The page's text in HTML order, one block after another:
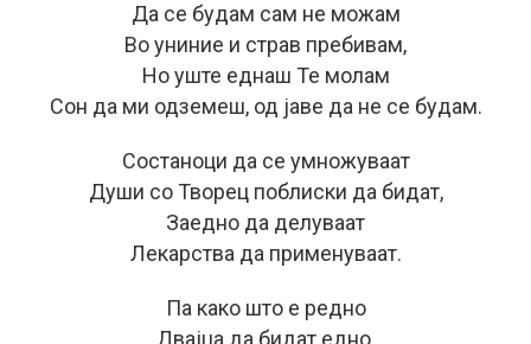
Да се будам сам не можам
Во униние и страв пребивам,
Но уште еднаш Те молам
Сон да ми одземеш, од јаве да не се будам.
Состаноци да се умножуваат
Души со Творец поблиски да бидат,
Заедно да делуваат
Лекарства да применуваат.
Па како што е редно
Двајца да бидат едно,